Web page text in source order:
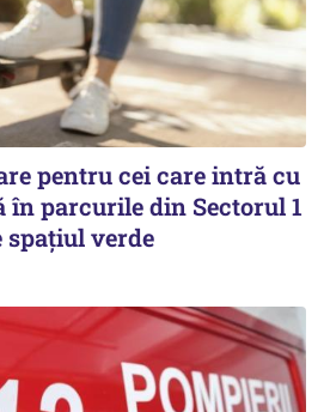
pentru cei care intră cu
parcurile din Sectorul 1
spațiul verde